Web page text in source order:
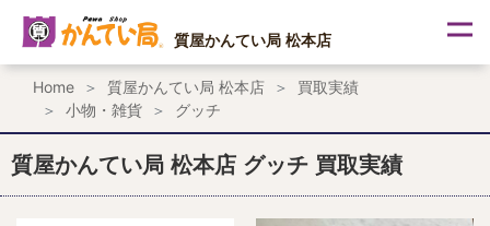
ス
プ
質屋かんてい局 松本店
Home 質屋かんてい局 松本店
買取実績
小物・雑貨
グッチ
質屋かんてい局 松本店 グッチ 買取実績